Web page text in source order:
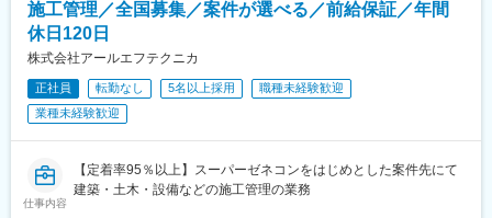
公園駅、ひばりが丘駅(北海道)、千歳町駅(北海道)、函館アリーナ
前駅、あおば通駅、峰駅、上野駅、堀切駅、荒川二丁目駅、立川
南駅、柴崎駅、高島町駅、電鉄富山駅・エスタ前駅、南富山駅前
駅、坂下町駅、福井城址大名町駅、新那加駅、瀬戸市駅、元田中
駅、海老江駅、ＪＲ俊徳道駅、花隈駅、尾道駅、高知橋駅、後免
駅、鹿児駅、桜町駅(長崎県)、浦上駅前駅、佐世保駅
めじろ台駅、羽村駅、立川駅、京王八王子駅、東青梅駅、町田
駅、秋川駅、甲州街道駅、八王子みなみ野駅、上北台駅、新小平
駅、武蔵小金井駅、東村山駅、府中駅(東京都)、国領駅、瀬谷駅、
上大岡駅、横浜駅、市が尾駅、センター南駅、向ケ丘遊園駅、武
蔵小杉駅、新百合ケ丘駅、鷺沼駅、小田原駅、藤沢駅、秦野駅、
茅ケ崎駅、平塚駅、横須賀中央駅、相武台下駅、海老名駅(相鉄・
小田急)、矢部駅、橋本駅(神奈川県)、韮崎駅、富士山駅、大月
飯田駅(長野県)、上諏訪駅、駒ケ根駅、穂高駅、岡谷駅、地鉄ビル
前駅、朝菜町駅、末広町駅(富山県)、砺波駅、北鉄金沢駅、小松
施工管理／全国募集／案件が選べる／前給保証／年間
休日120日
株式会社アールエフテクニカ
正社員 転勤なし 5名以上採用
職種未経験歓迎
業種未経験歓迎
仕事内容
【定着率95％以上】スーパーゼネコンをはじめとした案件先にて
建築・土木・設備などの施工管理の業務